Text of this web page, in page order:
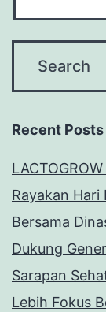
Recent Posts
Rayakan Hari
Bersama
Dukung
Sarapan
Lebih Fokus